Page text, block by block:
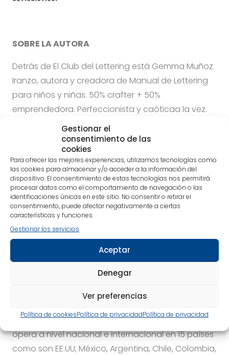
Gestionar el
consentimiento de las
cookies
Para ofrecer las mejores experiencias, utilizamos tecnologías como
las cookies para almacenar y/o acceder a la información del
dispositivo. El consentimiento de estas tecnologías nos permitirá
procesar datos como el comportamiento de navegación o las
identificaciones únicas en este sitio. No consentir o retirar el
consentimiento, puede afectar negativamente a ciertas
características y funciones.
Gestionar los servicios
Aceptar
Denegar
Ver preferencias
Política de cookiesPolítica de privacidadPolítica de privacidad
SOBRE LA AUTORA
Detrás de El Club del Lettering está Gemma Muñoz
Iranzo, autora y creadora de Manual de Lettering
para niños y niñas. 50% crafter + 50%
emprendedora. Perfeccionista y caóticaa la vez.
Así es como se define así misma.El Club del
Lettering con más de 32.000 seguidores en
Instagram aglutina a los amantes del universo
scrap, donde comparten sus experiencias y
desarrolan su creatividad a través de las letras.
SOBRE EDITORIAL SIRIO
Editorial con más de 36 años de experiencia en el
sector. Especializada en libros de crecimiento
personal, coaching, alimentación saludable y
mindfulness, entre otras temáticas. Con fuerte
través de una consolidada red de distribución que
opera a nivel nacional e internacional en 15 países
como son EE.UU, México, Argentina, Chile, Colombia,